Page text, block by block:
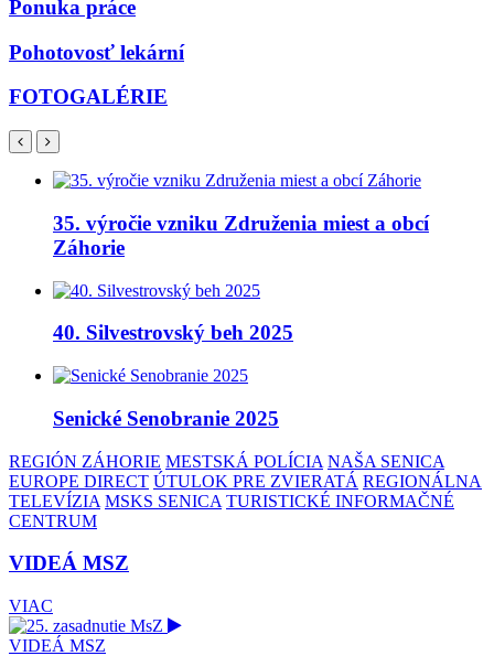
Ponuka práce
Pohotovosť lekární
FOTOGALÉRIE
35. výročie vzniku Združenia miest a obcí
Záhorie
40. Silvestrovský beh 2025
Senické Senobranie 2025
REGIÓN ZÁHORIE MESTSKÁ POLÍCIA NAŠA SENICA
EUROPE DIRECT ÚTULOK PRE ZVIERATÁ REGIONÁLNA
TELEVÍZIA MSKS SENICA TURISTICKÉ INFORMAČNÉ
CENTRUM
VIDEÁ MSZ
VIAC
VIDEÁ MSZ